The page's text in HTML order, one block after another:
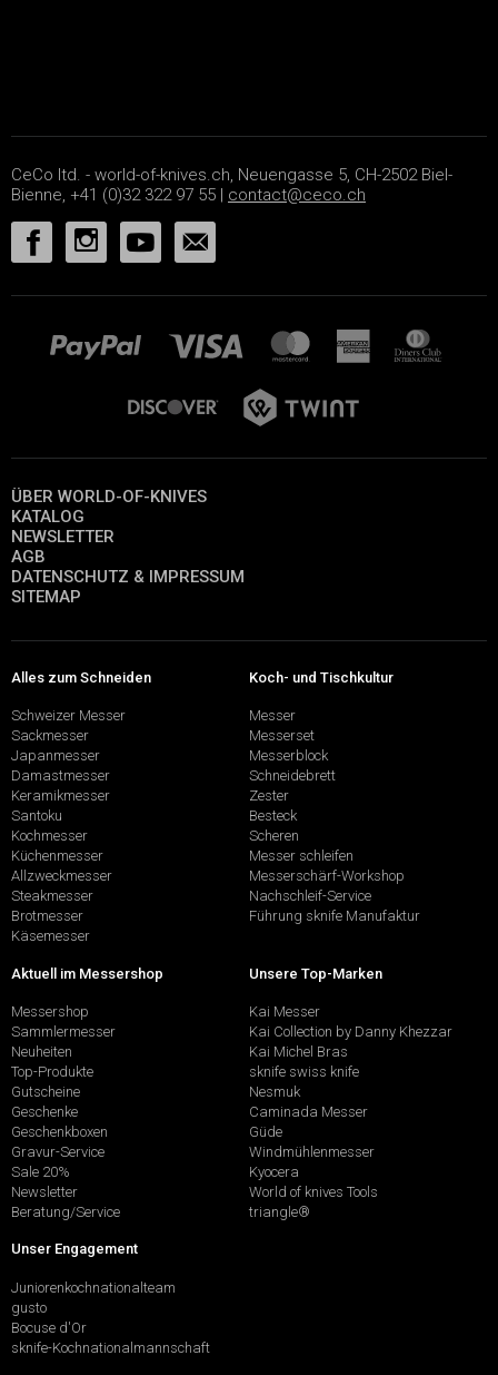
CeCo ltd. - world-of-knives.ch, Neuengasse 5, CH-2502 Biel-
Bienne, +41 (0)32 322 97 55 | contact@ceco.ch
ÜBER WORLD-OF-KNIVES
KATALOG
NEWSLETTER
AGB
DATENSCHUTZ & IMPRESSUM
SITEMAP
Alles zum Schneiden
Schweizer Messer
Sackmesser
Japanmesser
Damastmesser
Keramikmesser
Santoku
Kochmesser
Küchenmesser
Allzweckmesser
Steakmesser
Brotmesser
Käsemesser
Koch- und Tischkultur
Messer
Messerset
Messerblock
Schneidebrett
Zester
Besteck
Scheren
Messer schleifen
Messerschärf-Workshop
Nachschleif-Service
Führung sknife Manufaktur
Aktuell im Messershop
Messershop
Sammlermesser
Neuheiten
Top-Produkte
Gutscheine
Geschenke
Geschenkboxen
Gravur-Service
Sale 20%
Newsletter
Beratung/Service
Unsere Top-Marken
Kai Messer
Kai Collection by Danny Khezzar
Kai Michel Bras
sknife swiss knife
Nesmuk
Caminada Messer
Güde
Windmühlenmesser
Kyocera
World of knives Tools
triangle®
Unser Engagement
Juniorenkochnationalteam
gusto
Bocuse d'Or
sknife-Kochnationalmannschaft